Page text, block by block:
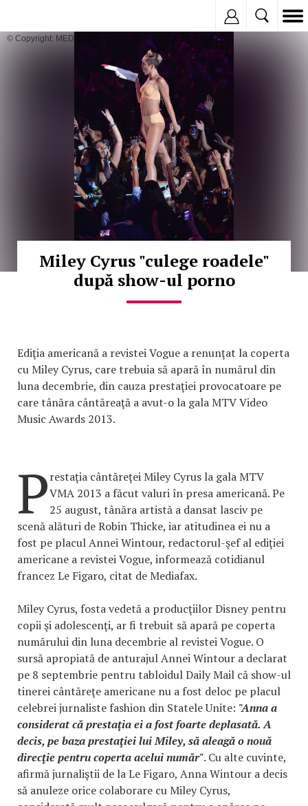
© Copyright: MEDIAFAX
Miley Cyrus "culege roadele"
după show-ul porno
Ediţia americană a revistei Vogue a renunţat la coperta
cu Miley Cyrus, care trebuia să apară în numărul din
luna decembrie, din cauza prestaţiei provocatoare pe
care tânăra cântăreaţă a avut-o la gala MTV Video
Music Awards 2013.
Prestaţia cântăreţei Miley Cyrus la gala MTV
VMA 2013 a făcut valuri în presa americană. Pe
25 august, tânăra artistă a dansat lasciv pe
scenă alături de Robin Thicke, iar atitudinea ei nu a
fost pe placul Annei Wintour, redactorul-şef al ediţiei
americane a revistei Vogue, informează cotidianul
francez Le Figaro, citat de Mediafax.
Miley Cyrus, fosta vedetă a producţiilor Disney pentru
copii şi adolescenţi, ar fi trebuit să apară pe coperta
numărului din luna decembrie al revistei Vogue. O
sursă apropiată de anturajul Annei Wintour a declarat
pe 8 septembrie pentru tabloidul Daily Mail că show-ul
tinerei cântăreţe americane nu a fost deloc pe placul
celebrei jurnaliste fashion din Statele Unite: "Anna a
considerat că prestaţia ei a fost foarte deplasată. A
decis, pe baza prestaţiei lui Miley, să aleagă o nouă
direcţie pentru coperta acelui număr". Cu alte cuvinte,
afirmă jurnaliştii de la Le Figaro, Anna Wintour a decis
să anuleze orice colaborare cu Miley Cyrus,